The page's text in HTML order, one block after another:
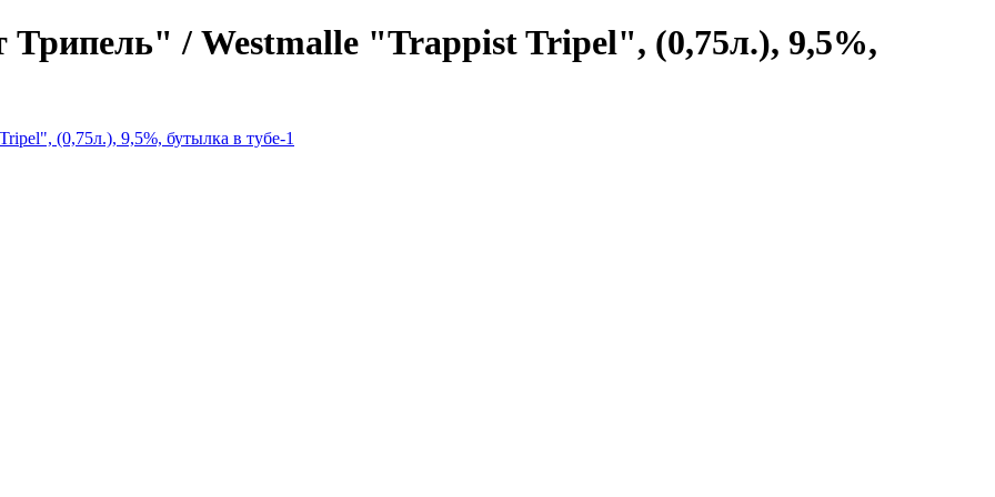
/ Westmalle "Trappist Tripel", (0,75л.), 9,5%,